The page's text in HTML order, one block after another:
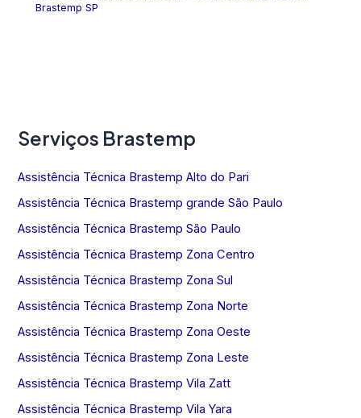
Brastemp SP
Serviços Brastemp
Assistência Técnica Brastemp Alto do Pari
Assistência Técnica Brastemp grande São Paulo
Assistência Técnica Brastemp São Paulo
Assistência Técnica Brastemp Zona Centro
Assistência Técnica Brastemp Zona Sul
Assistência Técnica Brastemp Zona Norte
Assistência Técnica Brastemp Zona Oeste
Assistência Técnica Brastemp Zona Leste
Assistência Técnica Brastemp Vila Zatt
Assistência Técnica Brastemp Vila Yara